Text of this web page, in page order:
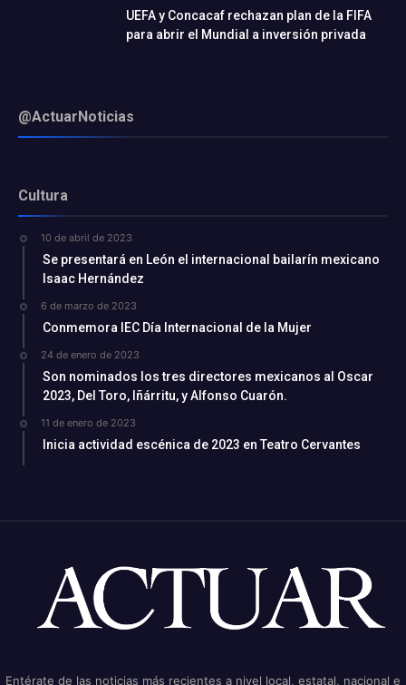
UEFA y Concacaf rechazan plan de la FIFA
para abrir el Mundial a inversión privada
@ActuarNoticias
Cultura
10 de abril de 2023
Se presentará en León el internacional bailarín mexicano
Isaac Hernández
6 de marzo de 2023
Conmemora IEC Día Internacional de la Mujer
24 de enero de 2023
Son nominados los tres directores mexicanos al Oscar
2023, Del Toro, Iñárritu, y Alfonso Cuarón.
11 de enero de 2023
Inicia actividad escénica de 2023 en Teatro Cervantes
Entérate de las noticias más recientes a nivel local, estatal, nacional e